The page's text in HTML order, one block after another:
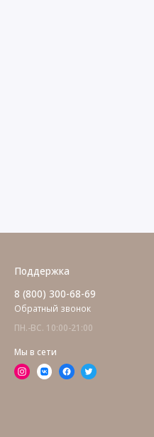
Поддержка
8 (800) 300-68-69
Обратный звонок
ПН.-ВС. 10:00-21:00
Мы в сети